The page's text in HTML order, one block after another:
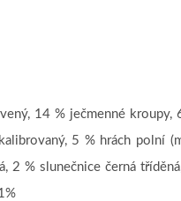
14 % ječmenné kroupy,
5 % hrách polní
2 % slunečnice černá